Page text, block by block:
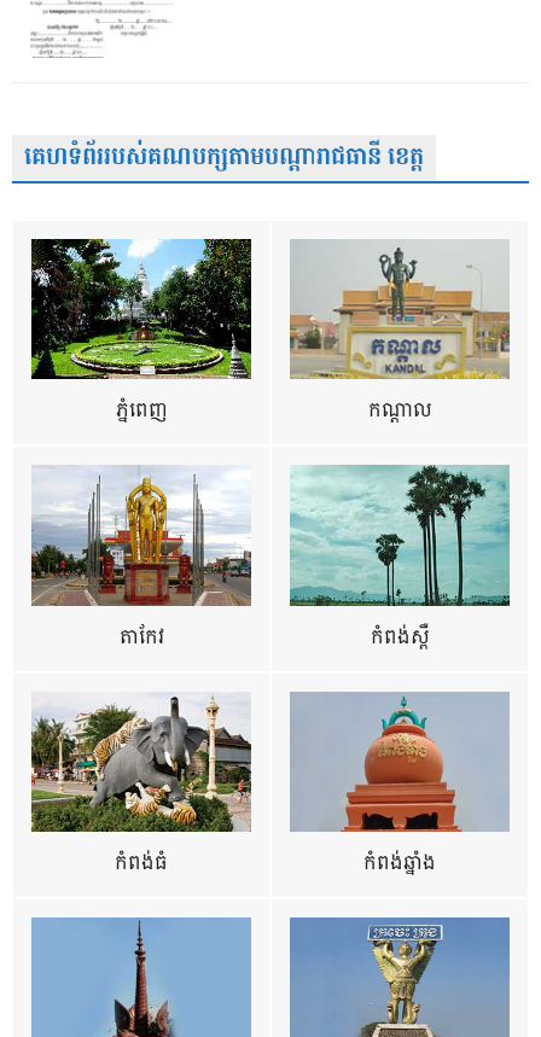
គេហទំព័ររបស់គណបក្សតាមបណ្តារាជធានី ខេត្ត
ភ្នំពេញ កណ្តាល
តាកែវ កំពង់ស្ពឺ
កំពង់ធំ កំពង់ឆ្នាំង